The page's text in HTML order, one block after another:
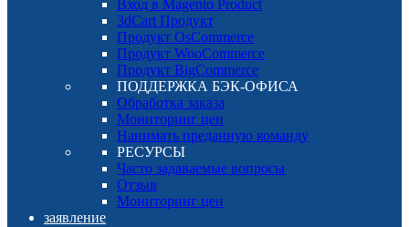
Вход в Magento Product
3dCart Продукт
Продукт OsCommerce
Продукт WooCommerce
Продукт BigCommerce
ПОДДЕРЖКА БЭК-ОФИСА
Обработка заказа
Мониторинг цен
Нанимать преданную команду
РЕСУРСЫ
Часто задаваемые вопросы
Отзыв
Мониторинг цен
заявление